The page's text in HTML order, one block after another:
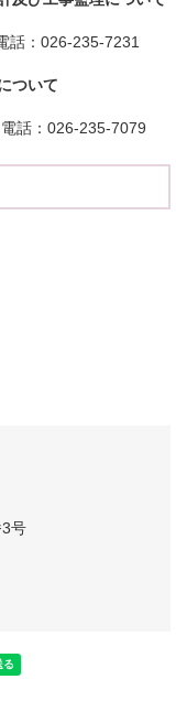
：026-235-7231
ついて
話：026-235-7079
号